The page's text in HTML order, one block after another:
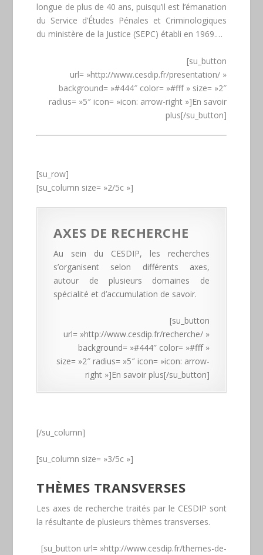
longue de plus de 40 ans, puisqu’il est l’émanation
du Service d’Études Pénales et Criminologiques
du ministère de la Justice (SEPC) établi en 1969.…
[su_button
url= »http://www.cesdip.fr/presentation/ »
background= »#444″ color= »#fff » size= »2″
radius= »5″ icon= »icon: arrow-right »]En savoir
plus[/su_button]
[su_row]
[su_column size= »2/5c »]
AXES DE RECHERCHE
Au sein du CESDIP, les recherches
s’organisent selon différents axes,
autour de plusieurs domaines de
spécialité et d’accumulation de savoir.
[su_button
url= »http://www.cesdip.fr/recherche/ »
background= »#444″ color= »#fff »
size= »2″ radius= »5″ icon= »icon: arrow-
right »]En savoir plus[/su_button]
[/su_column]
[su_column size= »3/5c »]
THÈMES TRANSVERSES
Les axes de recherche traités par le CESDIP sont
la résultante de plusieurs thèmes transverses.
[su_button url= »http://www.cesdip.fr/themes-de-